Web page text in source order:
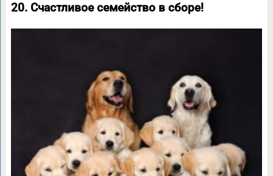
20. Счастливое семейство в сборе!